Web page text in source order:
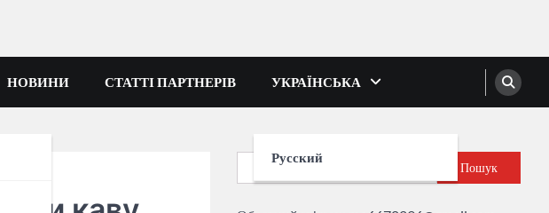
НОВИНИ СТАТТІ ПАРТНЕРІВ УКРАЇНСЬКА
Русский
Пошук